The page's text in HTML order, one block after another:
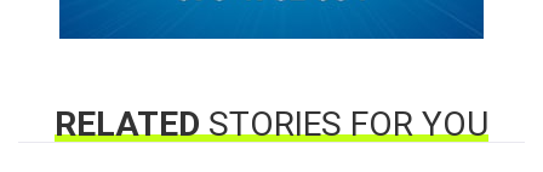
RELATEDSTORIES FOR YOU